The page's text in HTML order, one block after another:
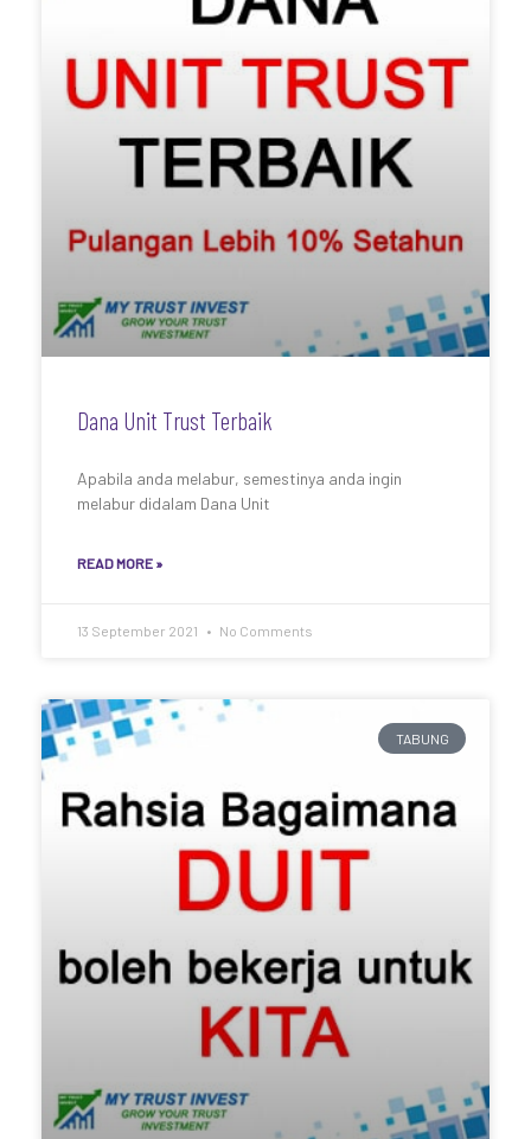
Dana Unit Trust Terbaik
Apabila anda melabur, semestinya anda ingin
melabur didalam Dana Unit
READ MORE »
13 September 2021 No Comments
TABUNG